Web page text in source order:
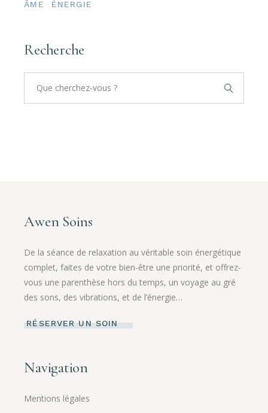
ÂME
ÉNERGIE
Recherche
Search
for:
Awen Soins
De la séance de relaxation au véritable soin énergétique
complet, faites de votre bien-être une priorité, et offrez-
vous une parenthèse hors du temps, un voyage au gré
des sons, des vibrations, et de l’énergie…
RÉSERVER UN SOIN
Navigation
Mentions légales